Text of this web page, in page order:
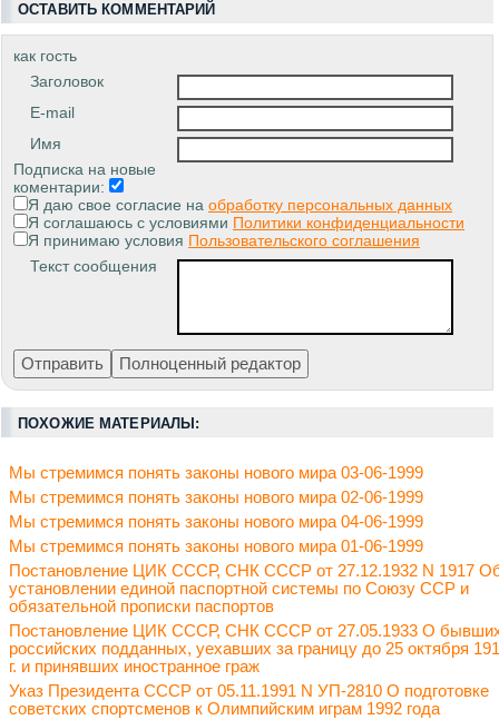
ОСТАВИТЬ КОММЕНТАРИЙ
как гость
Заголовок
E-mail
Имя
Подписка на новые
коментарии:
Я даю свое согласие на обработку персональных данных
Я соглашаюсь с условиями Политики конфиденциальности
Я принимаю условия Пользовательского соглашения
Текст сообщения
ПОХОЖИЕ МАТЕРИАЛЫ:
Мы стремимся понять законы нового мира 03-06-1999
Мы стремимся понять законы нового мира 02-06-1999
Мы стремимся понять законы нового мира 04-06-1999
Мы стремимся понять законы нового мира 01-06-1999
Постановление ЦИК СССР, СНК СССР от 27.12.1932 N 1917
установлении единой паспортной системы по Союзу ССР и
обязательной прописки паспортов
Постановление ЦИК СССР, СНК СССР от 27.05.1933 О
российских подданных, уехавших за границу до 25 октября
г. и принявших иностранное граж
Указ Президента СССР от 05.11.1991 N УП-2810 О подготовке
советских спортсменов к Олимпийским играм 1992 года